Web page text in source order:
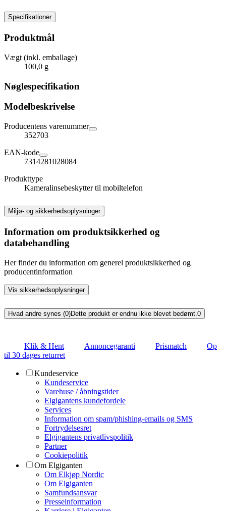
Specifikationer
Produktmål
Vægt (inkl. emballage)
100,0 g
Nøglespecifikation
Modelbeskrivelse
Producentens varenummer
352703
EAN-kode
7314281028084
Produkttype
Kameralinsebeskytter til mobiltelefon
Miljø- og sikkerhedsoplysninger
Information om produktsikkerhed og
databehandling
Her finder du information om generel produktsikkerhed og
producentinformation
Vis sikkerhedsoplysninger
Hvad andre synes (0)Dette produkt er endnu ikke blevet bedømt. 0
Klik & Hent Annoncegaranti Prismatch
Op
til 30 dages returret
Kundeservice
Kundeservice
Varehuse / åbningstider
Elgigantens kundefordele
Services
Information om spam/phishing-emails og SMS
Fortrydelsesret
Elgigantens privatlivspolitik
Partner
Cookiepolitik
Om Elgiganten
Om Elkjøp Nordic
Om Elgiganten
Samfundsansvar
Presseinformation